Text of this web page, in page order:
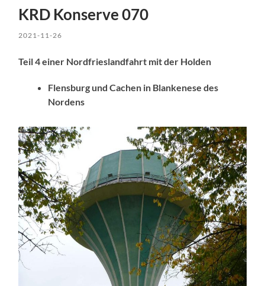
KRD Konserve 070
2021-11-26
Teil 4 einer Nordfrieslandfahrt mit der Holden
Flensburg und Cachen in Blankenese des
Nordens